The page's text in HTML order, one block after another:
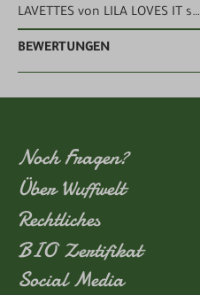
LAVETTES von LILA LOVES IT s…
BEWERTUNGEN
Noch Fragen?
Über Wuffwelt
Rechtliches
BIO Zertifikat
Social Media